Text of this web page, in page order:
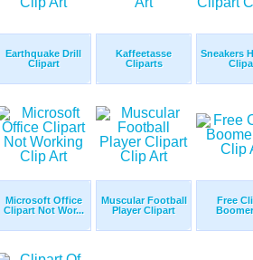
Earthquake Drill
Clipart
Kaffeetasse
Cliparts
Sneakers
Microsoft Office
Clipart Not Wor...
Muscular Football
Player Clipart
Free